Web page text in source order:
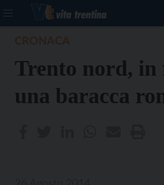
Trento nord, in
una baracca